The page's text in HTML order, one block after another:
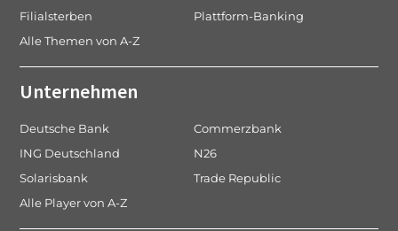
Filialsterben
Plattform-Banking
Alle Themen von A-Z
Unternehmen
Deutsche Bank
Commerzbank
ING Deutschland
N26
Solarisbank
Trade Republic
Alle Player von A-Z